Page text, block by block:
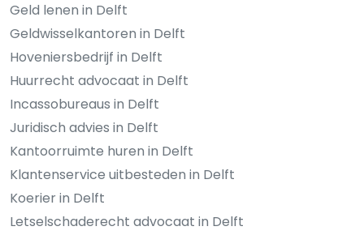
Geld lenen in Delft
Geldwisselkantoren in Delft
Hoveniersbedrijf in Delft
Huurrecht advocaat in Delft
Incassobureaus in Delft
Juridisch advies in Delft
Kantoorruimte huren in Delft
Klantenservice uitbesteden in Delft
Koerier in Delft
Letselschaderecht advocaat in Delft